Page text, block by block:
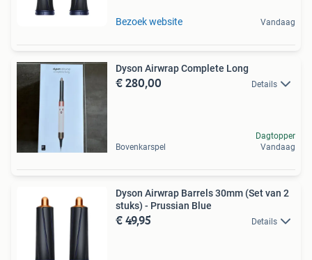
Bezoek website Vandaag
Dyson Airwrap Complete Long
€ 280,00 Details
Bovenkarspel
Dagtopper
Vandaag
Dyson Airwrap Barrels 30mm (Set van 2
stuks) - Prussian Blue
€ 49,95 Details